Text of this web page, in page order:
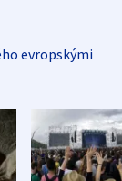
evropskými